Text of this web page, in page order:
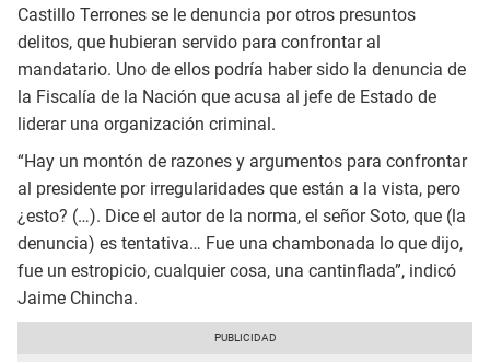
Castillo Terrones se le denuncia por otros presuntos
delitos, que hubieran servido para confrontar al
mandatario. Uno de ellos podría haber sido la denuncia de
la Fiscalía de la Nación que acusa al jefe de Estado de
liderar una organización criminal.
“Hay un montón de razones y argumentos para confrontar
al presidente por irregularidades que están a la vista, pero
¿esto? (…). Dice el autor de la norma, el señor Soto, que (la
denuncia) es tentativa… Fue una chambonada lo que dijo,
fue un estropicio, cualquier cosa, una cantinflada”, indicó
Jaime Chincha.